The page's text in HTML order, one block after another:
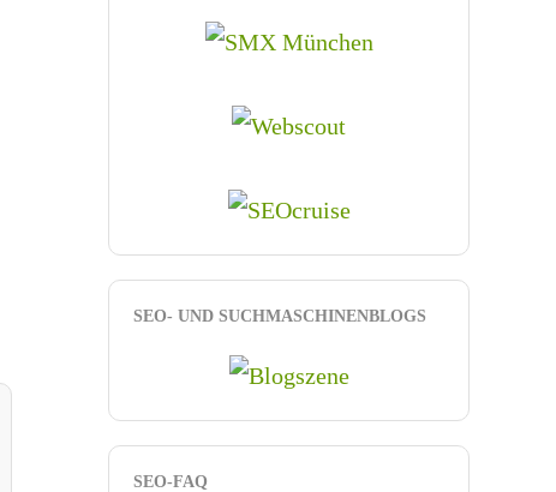
SEO- UND SUCHMASCHINENBLOGS
SEO-FAQ